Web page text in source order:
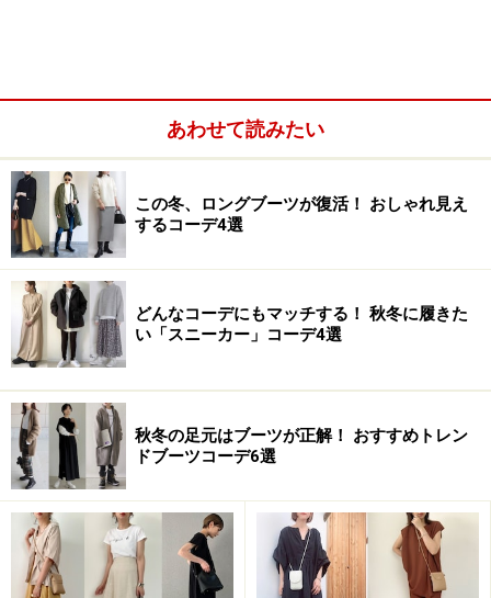
び方を、シューズブランド「madras（マドラス）」で取
材しました。また、おすすめのシューズもピックアップ
します。
あわせて読みたい
この冬、ロングブーツが復活！ おしゃれ見え
するコーデ4選
どんなコーデにもマッチする！ 秋冬に履きた
い「スニーカー」コーデ4選
秋冬の足元はブーツが正解！ おすすめトレン
ドブーツコーデ6選